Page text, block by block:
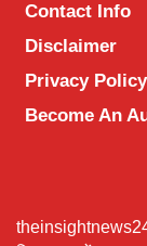
Contact Info
Disclaimer
Privacy Policy
Become An